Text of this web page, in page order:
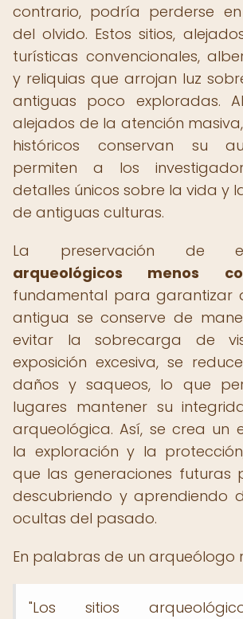
contrario, podría perderse
del olvido. Estos sitios,
turísticas convencionales,
y reliquias que arrojan luz
antiguas poco exploradas.
alejados de la atención
históricos conservan su
permiten a los
detalles únicos sobre la vida y
de antiguas culturas.
La preservación de
arqueológicos menos
fundamental para garantizar
antigua se conserve de
evitar la sobrecarga de
exposición excesiva, se
daños y saqueos, lo que
lugares mantener su
arqueológica. Así, se crea un
la exploración y la
que las generaciones futuras
descubriendo y aprendiendo
ocultas del pasado.
En palabras de un arqueólogo
"Los sitios